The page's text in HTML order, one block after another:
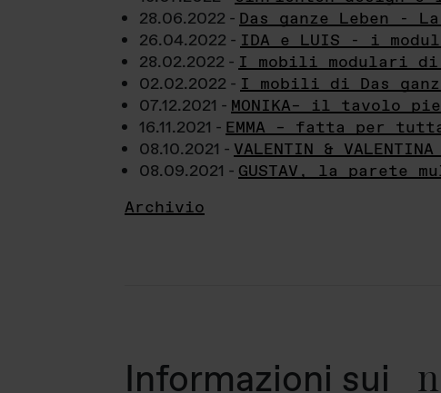
28.06.2022 - Das ganze Leben -
26.04.2022 - IDA e LUIS - i
28.02.2022 - I mobili modulari di
02.02.2022 - I mobili di Das
07.12.2021 - MONIKA– il tavolo
16.11.2021 - EMMA – fatta per
08.10.2021 - VALENTIN &
08.09.2021 - GUSTAV, la parete
Archivio
Informazioni sui